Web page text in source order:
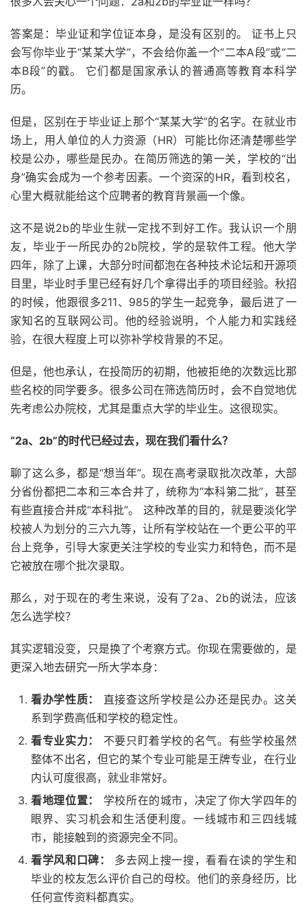
答案是：毕业证和学位证本身，是没有区别的。 证书上只
会写你毕业于“某某大学”，不会给你盖一个“二本A段”或“二
本B段”的戳。 它们都是国家承认的普通高等教育本科学
历。
但是，区别在于毕业证上那个“某某大学”的名字。在就业市
场上，用人单位的人力资源（HR）可能比你还清楚哪些学
校是公办，哪些是民办。在简历筛选的第一关，学校的“出
身”确实会成为一个参考因素。一个资深的HR，看到校名，
心里大概就能给这个应聘者的教育背景画一个像。
这不是说2b的毕业生就一定找不到好工作。我认识一个朋
友，毕业于一所民办的2b院校，学的是软件工程。他大学
四年，除了上课，大部分时间都泡在各种技术论坛和开源项
目里，毕业时手里已经有好几个拿得出手的项目经验。秋招
的时候，他跟很多211、985的学生一起竞争，最后进了一
家知名的互联网公司。他的经验说明，个人能力和实践经
验，在很大程度上可以弥补学校背景的不足。
但是，他也承认，在投简历的初期，他被拒绝的次数远比那
些名校的同学要多。很多公司在筛选简历时，会不自觉地优
先考虑公办院校，尤其是重点大学的毕业生。这很现实。
“2a、2b”的时代已经过去，现在我们看什么？
聊了这么多，都是“想当年”。现在高考录取批次改革，大部
分省份都把二本和三本合并了，统称为“本科第二批”，甚至
有些直接合并成“本科批”。 这种改革的目的，就是要淡化学
校被人为划分的三六九等，让所有学校站在一个更公平的平
台上竞争，引导大家更关注学校的专业实力和特色，而不是
它被放在哪个批次录取。
那么，对于现在的考生来说，没有了2a、2b的说法，应该
怎么选学校？
其实逻辑没变，只是换了个考察方式。你现在需要做的，是
更深入地去研究一所大学本身：
看办学性质：
直接查这所学校是公办还是民办。这关
系到学费高低和学校的稳定性。
看专业实力：
不要只盯着学校的名气。有些学校虽然
整体不出名，但它的某个专业可能是王牌专业，在行业
内认可度很高，就业非常好。
看地理位置：
学校所在的城市，决定了你大学四年的
眼界、实习机会和生活便利度。一线城市和三四线城
市，能接触到的资源完全不同。
看学风和口碑：
多去网上搜一搜，看看在读的学生和
毕业的校友怎么评价自己的母校。他们的亲身经历，比
任何宣传资料都真实。